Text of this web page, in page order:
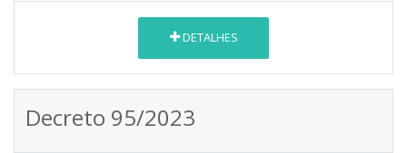
DETALHES
Decreto 95/2023